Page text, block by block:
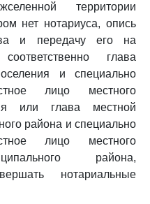
территории
нет нотариуса, опись
и передачу его на
глава
и специально
лицо местного
или глава местной
района и специально
лицо местного
района,
нотариальные